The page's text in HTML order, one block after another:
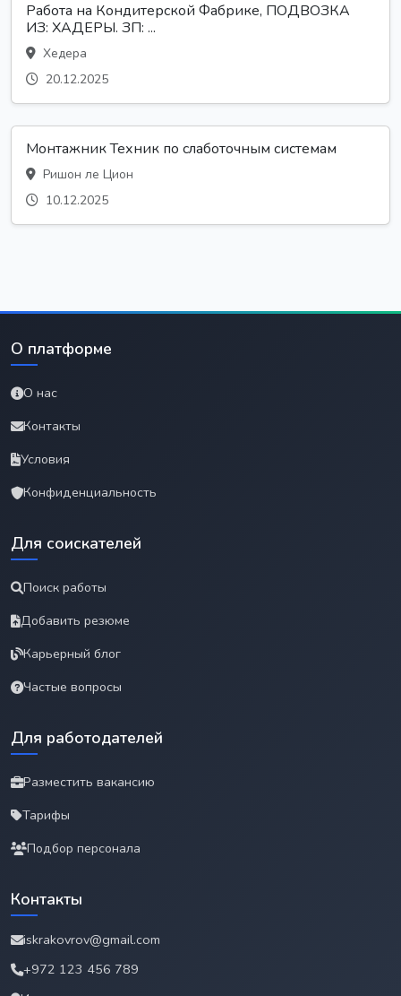
Работа на Кондитерской Фабрике, ПОДВОЗКА
ИЗ: ХАДЕРЫ. ЗП: ...
Хедера
20.12.2025
Монтажник Техник по слаботочным системам
Ришон ле Цион
10.12.2025
О платформе
О нас
Контакты
Условия
Конфиденциальность
Для соискателей
Поиск работы
Добавить резюме
Карьерный блог
Частые вопросы
Для работодателей
Разместить вакансию
Тарифы
Подбор персонала
Контакты
iskrakovrov@gmail.com
+972 123 456 789